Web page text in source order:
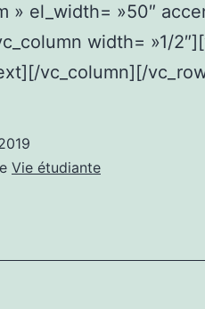
» el_width= »50″
width= »1/
vc_column][/
Vie étudiante